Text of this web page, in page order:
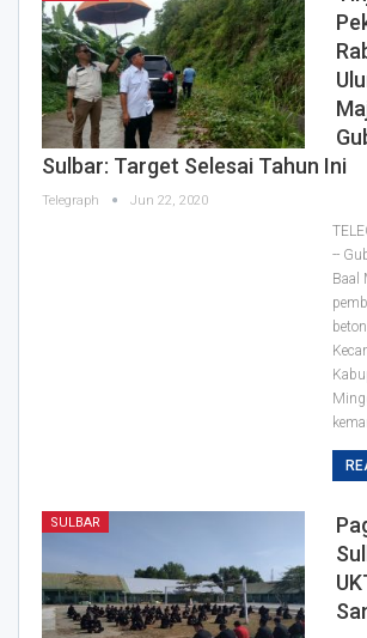
Sulbar: Target Selesai Tahun Ini
Telegraph Jun 22, 2020
--
Baal
SULBAR